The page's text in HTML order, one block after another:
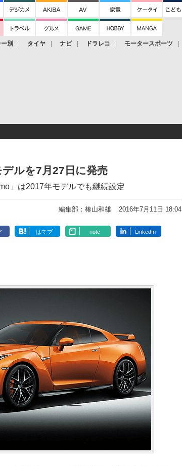
別 タイヤ ナビ ドラレコ モータースポーツ
デルを7月27日に発売
」は2017年モデルでも継続設定
編集部：椿山和雄 2016年7月11日 18:04
はてブ note LinkedIn